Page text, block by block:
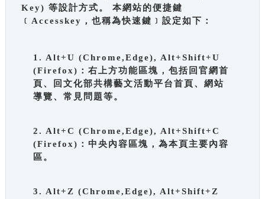
Key) 等設計方式。 本網站的便捷鍵
﹝Accesskey，也稱為快速鍵﹞設定如下：
1. Alt+U (Chrome,Edge), Alt+Shift+U
(Firefox)：右上方功能區塊，包括回官網首
頁、回文化部共構藝文活動平台首頁、網站
導覽、常見問題等。
2. Alt+C (Chrome,Edge), Alt+Shift+C
(Firefox)：中央內容區塊，為本頁主要內容
區。
3. Alt+Z (Chrome,Edge), Alt+Shift+Z